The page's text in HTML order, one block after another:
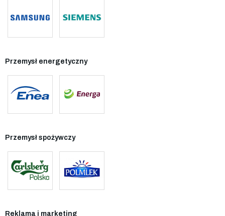
Przemysł energetyczny
Przemysł spożywczy
Reklama i marketing